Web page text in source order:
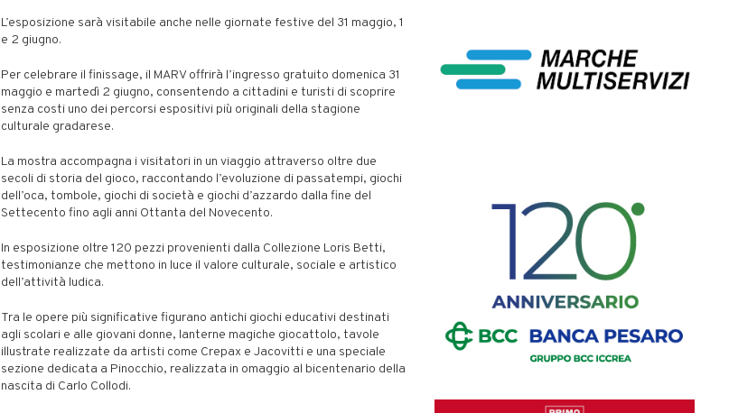
L’esposizione sarà visitabile anche nelle giornate festive del 31 maggio, 1
e 2 giugno.
Per celebrare il finissage, il MARV offrirà l’ingresso gratuito domenica 31
maggio e martedì 2 giugno, consentendo a cittadini e turisti di scoprire
senza costi uno dei percorsi espositivi più originali della stagione
culturale gradarese.
La mostra accompagna i visitatori in un viaggio attraverso oltre due
secoli di storia del gioco, raccontando l’evoluzione di passatempi, giochi
dell’oca, tombole, giochi di società e giochi d’azzardo dalla fine del
Settecento fino agli anni Ottanta del Novecento.
In esposizione oltre 120 pezzi provenienti dalla Collezione Loris Betti,
testimonianze che mettono in luce il valore culturale, sociale e artistico
dell’attività ludica.
Tra le opere più significative figurano antichi giochi educativi destinati
agli scolari e alle giovani donne, lanterne magiche giocattolo, tavole
illustrate realizzate da artisti come Crepax e Jacovitti e una speciale
sezione dedicata a Pinocchio, realizzata in omaggio al bicentenario della
nascita di Carlo Collodi.